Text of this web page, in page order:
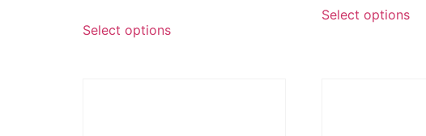
Select options
Select options